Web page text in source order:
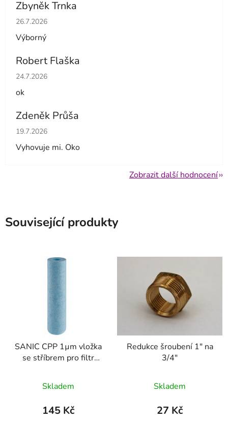
Zbyněk Trnka
Hodnocení obchodu je 5 z 5 hvězdiček.
26.7.2026
Výborný
Robert Flaška
Hodnocení obchodu je 5 z 5 hvězdiček.
24.7.2026
ok
Zdeněk Průša
Hodnocení obchodu je 5 z 5 hvězdiček.
19.7.2026
Vyhovuje mi. Oko
Zobrazit další hodnocení
Související produkty
SANIC CPP 1µm vložka
se stříbrem pro filtr
Skladem
145 Kč
Redukce šroubení 1" na
3/4"
Skladem
27 Kč